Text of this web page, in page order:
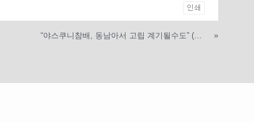
인쇄
“야스쿠니참배, 동남아서 고립 계기될수도” (한겨레, 3/21) »